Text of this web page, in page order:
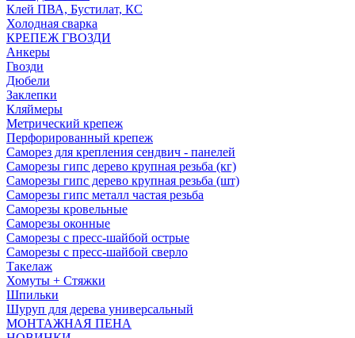
Клей ПВА, Бустилат, КС
Холодная сварка
КРЕПЕЖ ГВОЗДИ
Анкеры
Гвозди
Дюбели
Заклепки
Кляймеры
Метрический крепеж
Перфорированный крепеж
Саморез для крепления сендвич - панелей
Саморезы гипс дерево крупная резьба (кг)
Саморезы гипс дерево крупная резьба (шт)
Саморезы гипс металл частая резьба
Саморезы кровельные
Саморезы оконные
Саморезы с пресс-шайбой острые
Саморезы с пресс-шайбой сверло
Такелаж
Хомуты + Стяжки
Шпильки
Шуруп для дерева универсальный
МОНТАЖНАЯ ПЕНА